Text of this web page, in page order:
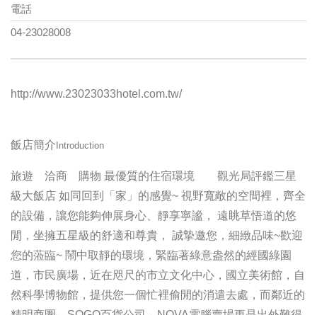
電話
04-23028008
http://www.23023033hotel.com.tw/
飯店簡介 Introduction
旅遊 洽商 購物 最優質的住宿環境 觀光局評鑑三星
級大飯店 如同回到「家」的感覺~ 視野寬敞的空間裡，齊全
的設備，讓您能夠伸展身心、靜享寧謐， 遠眺草悟道的悠
閒，坐擁五星級的舒適和尊貴， 誠摯邀您，細緻品味~歡迎
您的蒞臨~ 鬧中取靜的環境，緊臨著綠意盎然的經國綠園
道，市民廣場，近在咫尺的市立文化中心，國立美術館，自
然科學博物館，提供您一個忙裡偷閒的消遣去處，而鄰近的